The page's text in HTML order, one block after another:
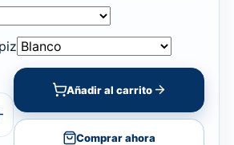
COLOR DEL LÁPIZ
Blanco
Gris
Negro
Añadir al carrito
Comprar ahora